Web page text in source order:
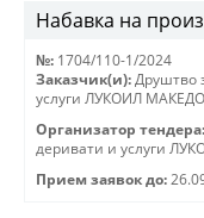
Набавка на
№: 1704/110-1/2024
Заказчик(и): Друштво
услуги ЛУКОИЛ
Организатор тендера:
деривати и услуги
Прием заявок до: